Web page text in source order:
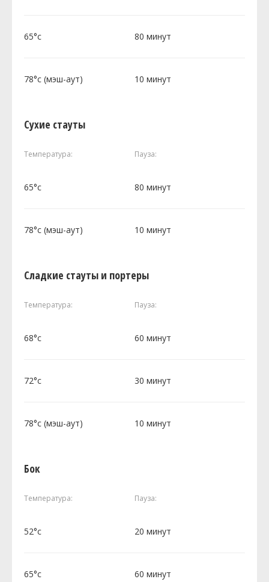
65°c 80 минут
78°c (мэш-аут) 10 минут
Сухие стауты
Температура: Пауза:
65°c 80 минут
78°c (мэш-аут) 10 минут
Сладкие стауты и портеры
Температура: Пауза:
68°c 60 минут
72°c 30 минут
78°c (мэш-аут) 10 минут
Бок
Температура: Пауза:
52°c 20 минут
65°c 60 минут